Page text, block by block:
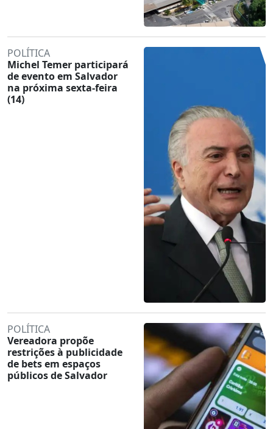
POLÍTICA
Michel Temer participará
de evento em Salvador
na próxima sexta-feira
(14)
POLÍTICA
Vereadora propõe
restrições à publicidade
de bets em espaços
públicos de Salvador